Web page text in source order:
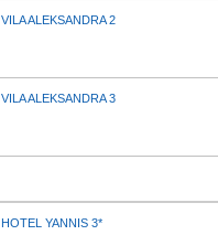
VILA ALEKSANDRA 2
VILA ALEKSANDRA 3
HOTEL YANNIS 3*